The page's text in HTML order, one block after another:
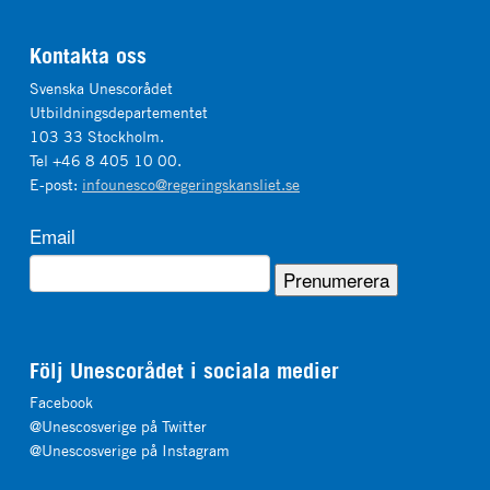
Kontakta oss
Svenska Unescorådet
Utbildningsdepartementet
103 33 Stockholm.
Tel +46 8 405 10 00.
E-post: infounesco@regeringskansliet.se
Email
Följ Unescorådet i sociala medier
Facebook
@Unescosverige på Twitter
@Unescosverige på Instagram